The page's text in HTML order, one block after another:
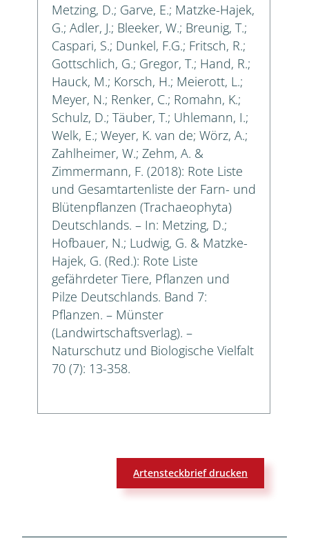
Metzing, D.; Garve, E.; Matzke-Hajek,
G.; Adler, J.; Bleeker, W.; Breunig, T.;
Caspari, S.; Dunkel, F.G.; Fritsch, R.;
Gottschlich, G.; Gregor, T.; Hand, R.;
Hauck, M.; Korsch, H.; Meierott, L.;
Meyer, N.; Renker, C.; Romahn, K.;
Schulz, D.; Täuber, T.; Uhlemann, I.;
Welk, E.; Weyer, K. van de; Wörz, A.;
Zahlheimer, W.; Zehm, A. &
Zimmermann, F. (2018): Rote Liste
und Gesamtartenliste der Farn- und
Blütenpflanzen (Trachaeophyta)
Deutschlands. – In: Metzing, D.;
Hofbauer, N.; Ludwig, G. & Matzke-
Hajek, G. (Red.): Rote Liste
gefährdeter Tiere, Pflanzen und
Pilze Deutschlands. Band 7:
Pflanzen. – Münster
(Landwirtschaftsverlag). –
Naturschutz und Biologische Vielfalt
70 (7): 13-358.
Artensteckbrief drucken